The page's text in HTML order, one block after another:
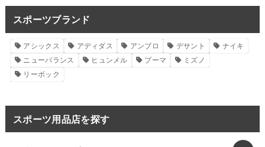
スポーツブランド
アシックス アディダス アンブロ デサント
ナイキ
ニューバランス
ヒュンメル プーマ
ミズノ
リーボック
スポーツ用品店を探す